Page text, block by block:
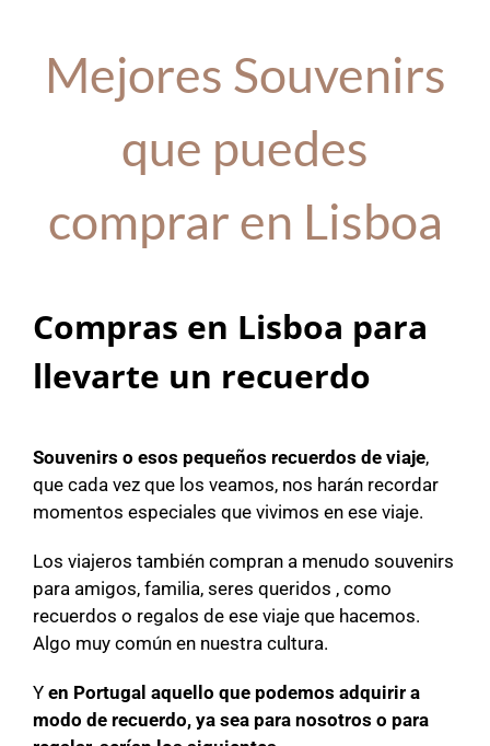
Mejores Souvenirs
que puedes
comprar en Lisboa
Compras en Lisboa para
llevarte un recuerdo
Souvenirs o esos pequeños recuerdos de viaje,
que cada vez que los veamos, nos harán recordar
momentos especiales que vivimos en ese viaje.
Los viajeros también compran a menudo souvenirs
para amigos, familia, seres queridos , como
recuerdos o regalos de ese viaje que hacemos.
Algo muy común en nuestra cultura.
Y en Portugal aquello que podemos adquirir a
modo de recuerdo, ya sea para nosotros o para